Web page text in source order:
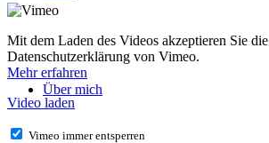
Über mich
Mit dem Laden des Videos akzeptieren Sie die
Datenschutzerklärung von Vimeo.
Mehr erfahren
Video laden
Vimeo immer entsperren